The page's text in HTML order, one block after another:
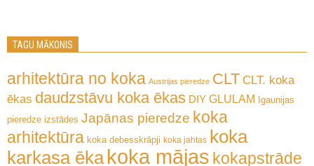
TAGU MĀKONIS
arhitektūra no koka Austrijas pieredze CLT CLT. koka
ēkas daudzstāvu koka ēkas DIY GLULAM Igaunijas
pieredze izstādes Japānas pieredze koka
arhitektūra koka debesskrāpji koka jahtas koka
karkasa ēka koka mājas kokapstrāde